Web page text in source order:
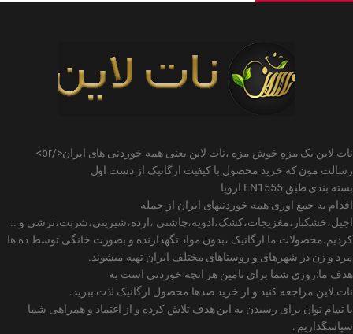
نات لاین یک مزهِ خوش مزه ،نات لاین یعنی همه خوردنی های ایران</br>
رسالت مون که خرید محصول با کیفیت ارگانیک از دست اول
بسته بندی طبق EN1555 اروپا
اقدام به جمع اوری همه خوردنیهای ایران از جمله
اجیل،خشکبار،مغزیجات،کشک،ادویه،چاشنی ،ارده،شیرینی،شربت،ترشی و ..
کردیم.محصولات ما ارگانیک ،بدون مواد نگهدارنده و بصورت خانگی توسط ده ها
مرد و زن در شهرهای و روستاهای مختلف ایران تهیه میشوند.
هدف ما:روزی شما برای تامین هر انچه خوردنی است به
نات لاین مراجعه کنید و از خرید صدها محصول ارگانیک لذت ببرید.
با تمام توان برای رسیدن به این هدف تلاش کرده و از اعتماد و همراهی شما
سپاسگذاریم .